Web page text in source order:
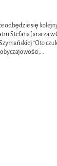
się
Stefana Jaracza
"Oto
...